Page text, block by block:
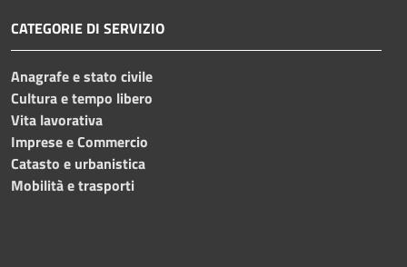
CATEGORIE DI SERVIZIO
Anagrafe e stato civile
Cultura e tempo libero
Vita lavorativa
Imprese e Commercio
Catasto e urbanistica
Mobilità e trasporti